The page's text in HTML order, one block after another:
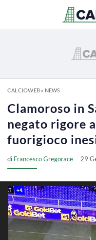
CALCIOWEB» NEWS
Clamoroso in
negato rigore
fuorigioco
di Francesco Gregorace 29